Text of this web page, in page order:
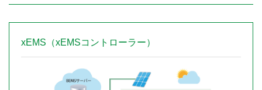
xEMS（xEMSコントローラー）